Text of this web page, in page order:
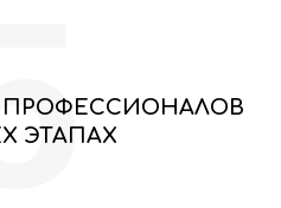
ЭТАПАХ